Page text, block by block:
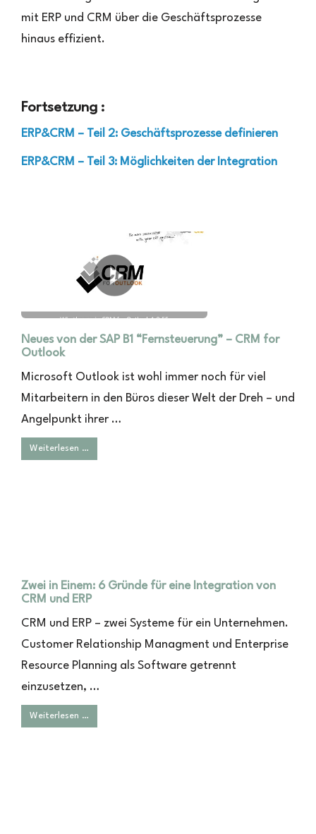
mit ERP und CRM über die Geschäftsprozesse
hinaus effizient.
Fortsetzung :
ERP&CRM – Teil 2: Geschäftsprozesse definieren
ERP&CRM – Teil 3: Möglichkeiten der Integration
Neues von der SAP B1 “Fernsteuerung” – CRM for
Outlook
Microsoft Outlook ist wohl immer noch für viel
Mitarbeitern in den Büros dieser Welt der Dreh – und
Angelpunkt ihrer …
Weiterlesen …
Zwei in Einem: 6 Gründe für eine Integration von
CRM und ERP
CRM und ERP – zwei Systeme für ein Unternehmen.
Customer Relationship Managment und Enterprise
Resource Planning als Software getrennt
einzusetzen, …
Weiterlesen …